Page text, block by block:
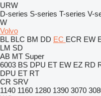
URW
D-series S-series T-series V-
W
Volvo
BL BLC BM DD EC ECR EW
LM SD
AB MT Super
6003 BS DPU ET EW EZ RD
DPU ET RT
CR SRV
1140 1160 1280 1390 3070